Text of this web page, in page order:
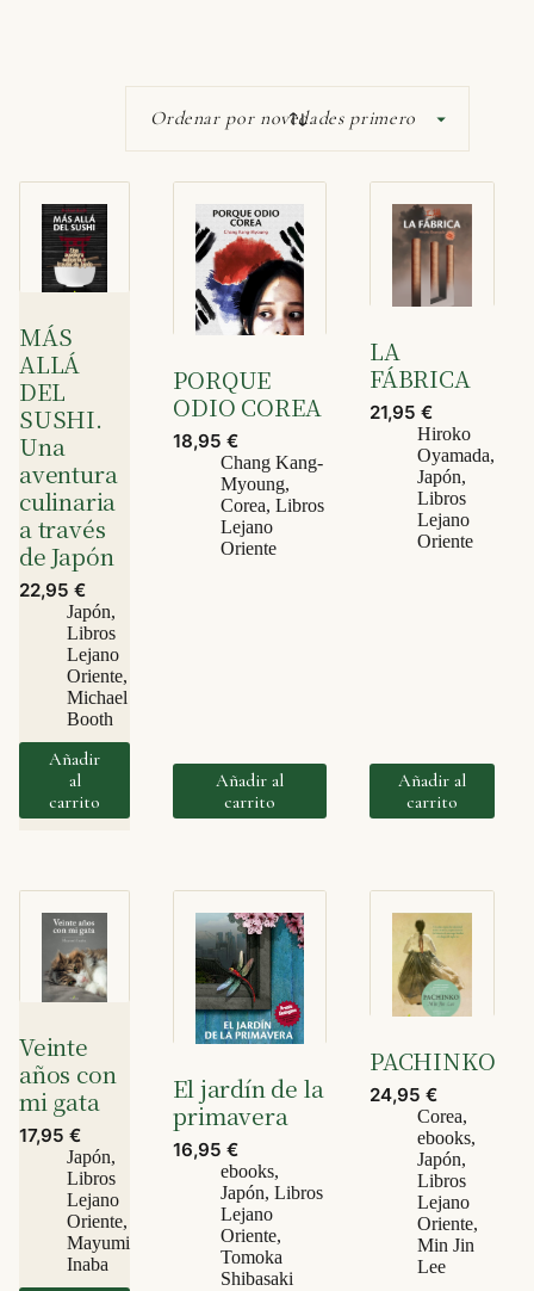
MÁS
ALLÁ
DEL
SUSHI.
Una
aventura
culinaria
a través
de Japón
22,95 €
Japón,
Libros
Lejano
Oriente,
Michael
Booth
Añadir
al
carrito
PORQUE
ODIO COREA
18,95€
Chang Kang-
Myoung,
Corea,Libros
Lejano
Oriente
Añadir al
carrito
LA
FÁBRICA
21,95 €
Hiroko
Oyamada,
Japón,
Libros
Lejano
Oriente
Añadir al
carrito
Veinte
años con
mi gata
17,95 €
Japón,
Libros
Lejano
Oriente,
Mayumi
Inaba
El jardín de la
primavera
16,95€
ebooks,
Japón,Libros
Lejano
Oriente,
Tomoka
Shibasaki
PACHINKO
24,95 €
Corea,
ebooks,
Japón,
Libros
Lejano
Oriente,
Min Jin
Lee